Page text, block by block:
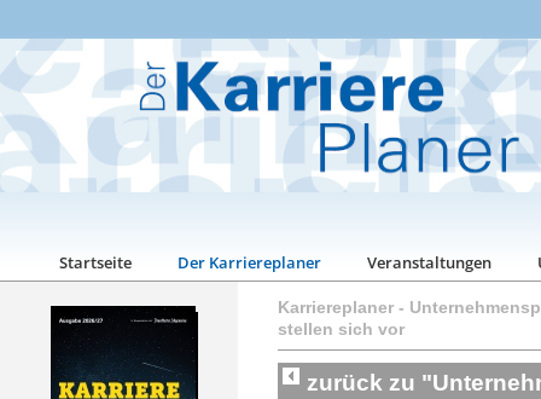
Startseite Der Karriereplaner Veranstaltungen
Karriereplaner -
stellen sich vor
zurück zu